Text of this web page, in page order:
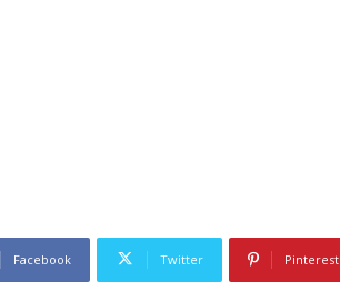
Facebook Twitter Pinterest